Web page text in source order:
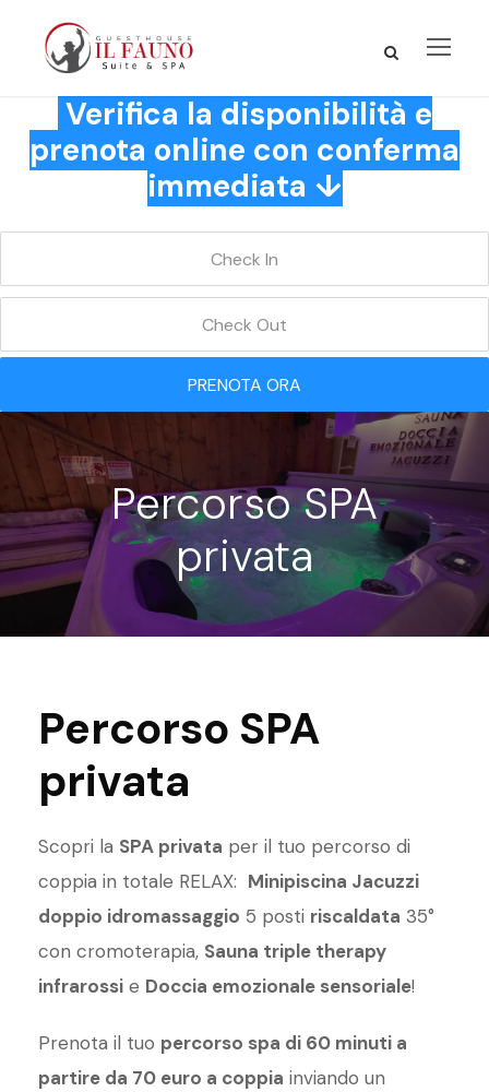
Verifica la disponibilità e
prenota online con conferma
immediata ↓
PRENOTA ORA
Percorso SPA
privata
Percorso SPA
privata
Scopri la SPA privata per il tuo percorso di
coppia in totale RELAX: Minipiscina Jacuzzi
doppio idromassaggio 5 posti riscaldata 35°
con cromoterapia, Sauna triple therapy
infrarossi e Doccia emozionale sensoriale!
Prenota il tuo percorso spa di 60 minuti a
partire da 70 euro a coppia inviando un